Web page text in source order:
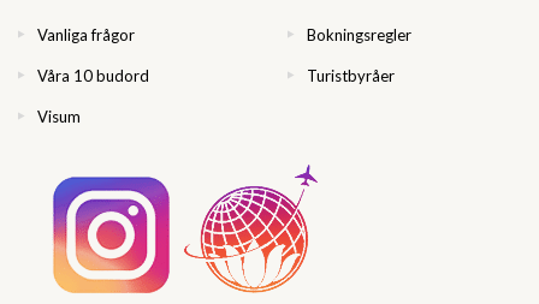
Vanliga frågor Bokningsregler
Våra 10 budord Turistbyråer
Visum